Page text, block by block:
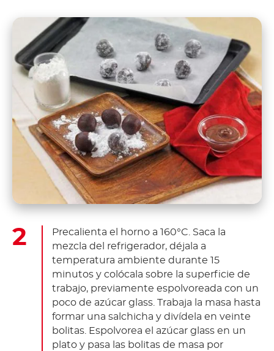
Precalienta el horno a 160°C. Saca la
mezcla del refrigerador, déjala a
temperatura ambiente durante 15
minutos y colócala sobre la superficie de
trabajo, previamente espolvoreada con un
poco de azúcar glass. Trabaja la masa hasta
formar una salchicha y divídela en veinte
bolitas. Espolvorea el azúcar glass en un
plato y pasa las bolitas de masa por